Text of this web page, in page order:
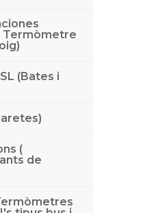
Termòmetre
(Bates i
(
de